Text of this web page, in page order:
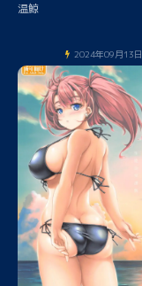
温鯨
2024年09月13日